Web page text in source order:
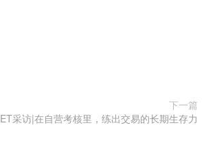
下一篇
ET采访|在自营考核里，练出交易的长期生存力